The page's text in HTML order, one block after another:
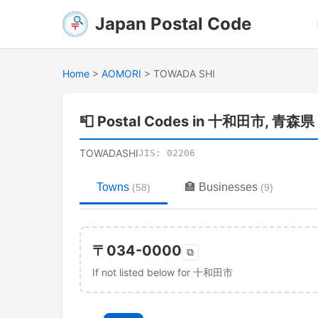
Japan Postal Code
Home > AOMORI > TOWADA SHI
📮 Postal Codes in 十和田市, 青森県
TOWADASHIJIS: 02206
Towns (58) 🏣 Businesses (9)
〒 034-0000 ⧉
If not listed below for 十和田市